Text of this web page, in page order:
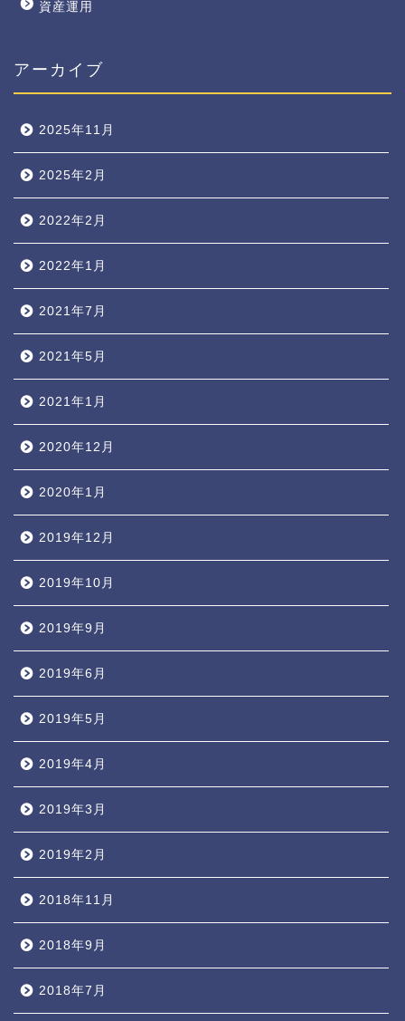
資産運用
アーカイブ
2025年11月
2025年2月
2022年2月
2022年1月
2021年7月
2021年5月
2021年1月
2020年12月
2020年1月
2019年12月
2019年10月
2019年9月
2019年6月
2019年5月
2019年4月
2019年3月
2019年2月
2018年11月
2018年9月
2018年7月